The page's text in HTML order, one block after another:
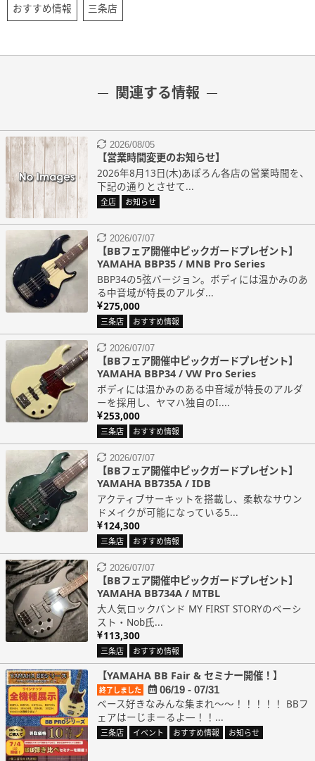
おすすめ情報 三条店
関連する情報
2026/08/05
【営業時間変更のお知らせ】
2026年8月13日(木)あぽろん各店の営業時間を、
下記の通りとさせて...
全店 お知らせ
2026/07/07
【BBフェア開催中ピックガードプレゼント】
YAMAHA BBP35 / MNB Pro Series
BBP34の5弦バージョン。ボディには温かみのあ
る中音域が特長のアルダ...
275,000
三条店 おすすめ情報
2026/07/07
【BBフェア開催中ピックガードプレゼント】
YAMAHA BBP34 / VW Pro Series
ボディには温かみのある中音域が特長のアルダ
ーを採用し、ヤマハ独自のI....
253,000
三条店 おすすめ情報
2026/07/07
【BBフェア開催中ピックガードプレゼント】
YAMAHA BB735A / IDB
アクティブサーキットを搭載し、柔軟なサウン
ドメイクが可能になっている5...
124,300
三条店 おすすめ情報
2026/07/07
【BBフェア開催中ピックガードプレゼント】
YAMAHA BB734A / MTBL
大人気ロックバンド MY FIRST STORYのベーシ
スト・Nob氏...
113,300
三条店 おすすめ情報
【YAMAHA BB Fair & セミナー開催！】
終了しました 06/19 - 07/31
ベース好きなみんな集まれ～～！！！！！ BBフ
ェアはーじまーるよ―！！...
三条店 イベント おすすめ情報 お知らせ